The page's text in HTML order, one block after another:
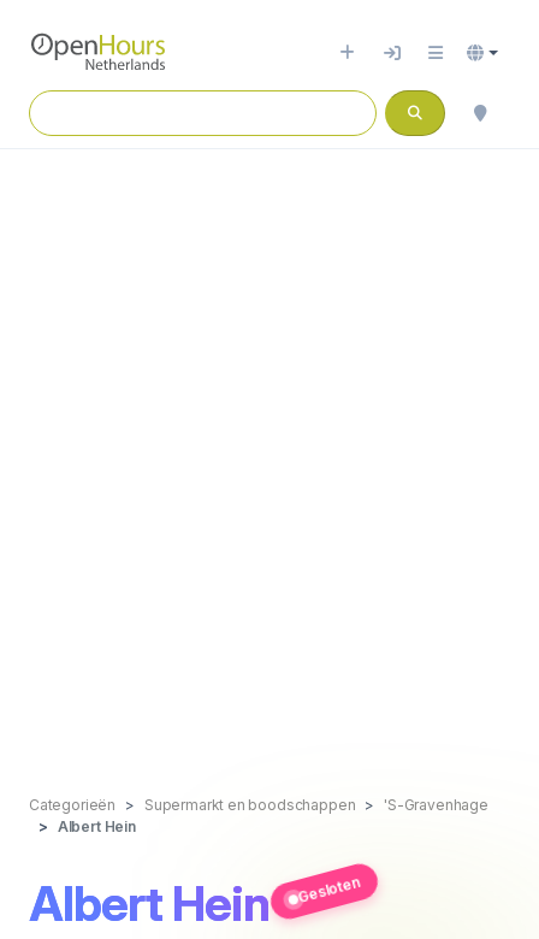
Categorieën Supermarkt en boodschappen
'S-Gravenhage
Albert Hein
Albert Hein Gesloten